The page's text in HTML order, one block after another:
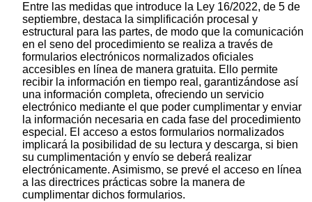
Entre las medidas que introduce la Ley 16/2022, de 5 de
septiembre, destaca la simplificación procesal y
estructural para las partes, de modo que la comunicación
en el seno del procedimiento se realiza a través de
formularios electrónicos normalizados oficiales
accesibles en línea de manera gratuita. Ello permite
recibir la información en tiempo real, garantizándose así
una información completa, ofreciendo un servicio
electrónico mediante el que poder cumplimentar y enviar
la información necesaria en cada fase del procedimiento
especial. El acceso a estos formularios normalizados
implicará la posibilidad de su lectura y descarga, si bien
su cumplimentación y envío se deberá realizar
electrónicamente. Asimismo, se prevé el acceso en línea
a las directrices prácticas sobre la manera de
cumplimentar dichos formularios.